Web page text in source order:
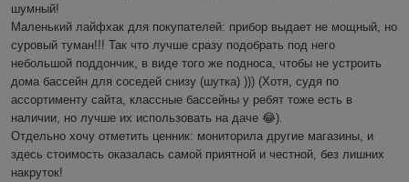
шумный!
Маленький лайфхак для покупателей: прибор выдает не мощный, но
суровый туман!!! Так что лучше сразу подобрать под него
небольшой поддончик, в виде того же подноса, чтобы не устроить
дома бассейн для соседей снизу (шутка) ))) (Хотя, судя по
ассортименту сайта, классные бассейны у ребят тоже есть в
наличии, но лучше их использовать на даче 😂).
Отдельно хочу отметить ценник: мониторила другие магазины, и
здесь стоимость оказалась самой приятной и честной, без лишних
накруток!